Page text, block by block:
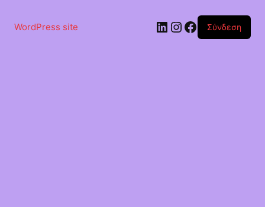
περιεχόμενο
WordPress site Linkedin
Instagram
Facebook
Σύνδεση